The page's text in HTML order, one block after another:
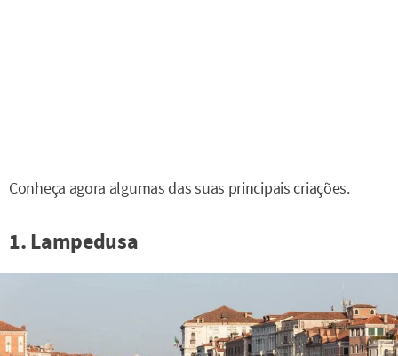
Conheça agora algumas das suas principais criações.
1. Lampedusa